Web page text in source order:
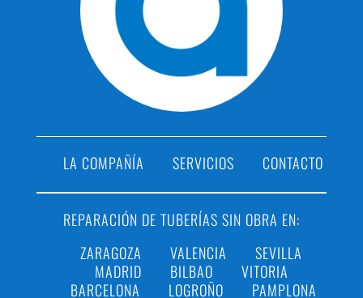
LA COMPAÑÍA SERVICIOS CONTACTO
REPARACIÓN DE TUBERÍAS SIN OBRA EN:
ZARAGOZA
VALENCIA
SEVILLA
MADRID
BILBAO
VITORIA
BARCELONA
LOGROÑO PAMPLONA